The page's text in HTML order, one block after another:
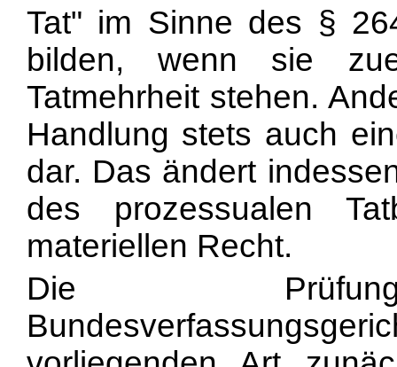
Tat" im Sinne des §
bilden, wenn sie
Tatmehrheit stehen.
Handlung stets auch
dar. Das ändert
des prozessualen
materiellen Recht.
Die